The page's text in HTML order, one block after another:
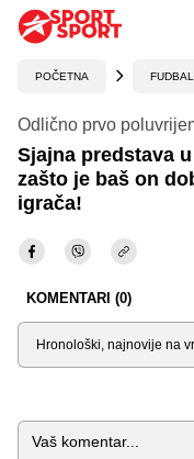
POČETNA FUDBAL
Odlično prvo
Sjajna predstava
zašto je baš on
igrača!
KOMENTARI (0)
Sortiraj
Komentar